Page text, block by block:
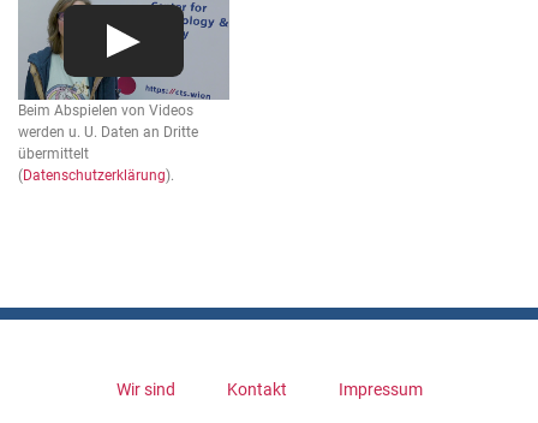
Beim Abspielen von Videos
werden u. U. Daten an Dritte
übermittelt
(Datenschutzerklärung).
Wir sind Kontakt Impressum